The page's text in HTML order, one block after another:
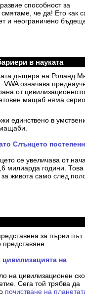
способност за
че да! Ето как
и неограничено
в науката
дъщеря на Роланд
означава
от
мащаб няма
единствено в
Слънцето
се увеличава от
милиарда години. Това
живота само след
за първи път
на
на цивилизационен
Сега той трябва да
почистване на